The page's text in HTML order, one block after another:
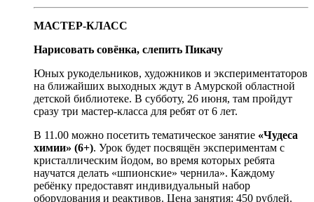
МАСТЕР-КЛАСС
Нарисовать совёнка, слепить Пикачу
Юных рукодельников, художников и экспериментаторов
на ближайших выходных ждут в Амурской областной
детской библиотеке. В субботу, 26 июня, там пройдут
сразу три мастер-класса для ребят от 6 лет.
В 11.00 можно посетить тематическое занятие «Чудеса
химии» (6+). Урок будет посвящён экспериментам с
кристаллическим йодом, во время которых ребята
научатся делать «шпионские» чернила». Каждому
ребёнку предоставят индивидуальный набор
оборудования и реактивов. Цена занятия: 450 рублей.